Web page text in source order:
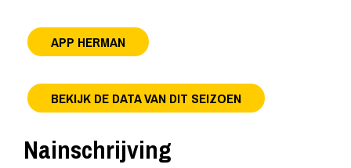
APP HERMAN
BEKIJK DE DATA VAN DIT SEIZOEN
Nainschrijving